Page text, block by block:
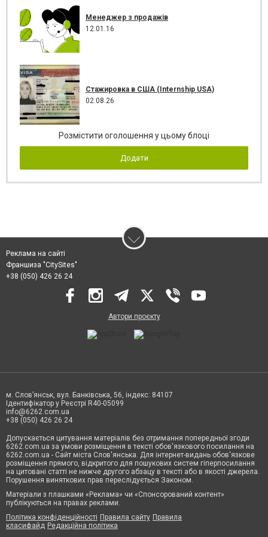
Менеджер з продажів
12.01.16
Стажировка в США (Internship USA)
02.08.26
Розмістити оголошення у цьому блоці
Додати
Реклама на сайті
Франшиза "CitySites"
+38 (050) 426 26 24
Автори проєкту
м. Слов’янськ, вул. Банківська, 56, індекс: 84107
Ідентифікатор у Реєстрі R40-05099
info@6262.com.ua
+38 (050) 426 26 24
Допускається цитування матеріалів без отримання попередньої згоди
6262.com.ua за умови розміщення в тексті обов'язкового посилання на
6262.com.ua - Сайт міста Слов'янська. Для інтернет-видань обов'язкове
розміщення прямого, відкритого для пошукових систем гіперпосилання
на цитовані статті не нижче другого абзацу в тексті або в якості джерела.
Порушення виняткових прав переслідується Законом.
Матеріали з плашками «Реклама» чи «Спонсорований контент»
публікуються на правах реклами.
Політика конфіденційності Правила сайту Правила
класифайд Редакційна політика